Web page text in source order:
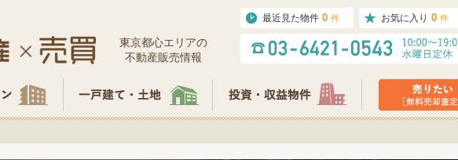
東京都⼼エリアの
不動産販売情報
最近見た物件 0 件 お気に入り 0 件